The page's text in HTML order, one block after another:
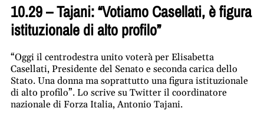
10.29 – Tajani: “Votiamo Casellati, è figura
istituzionale di alto profilo”
“Oggi il centrodestra unito voterà per Elisabetta
Casellati, Presidente del Senato e seconda carica dello
Stato. Una donna ma soprattutto una figura istituzionale
di alto profilo”. Lo scrive su Twitter il coordinatore
nazionale di Forza Italia, Antonio Tajani.